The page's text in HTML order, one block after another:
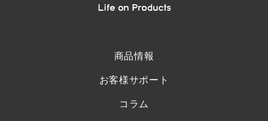
商品情報
お客様サポート
コラム